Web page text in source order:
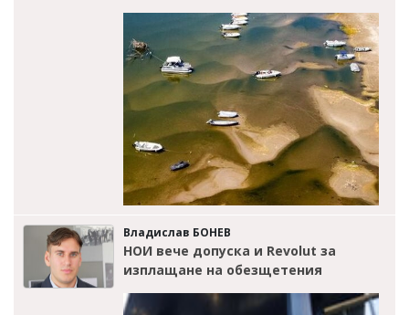
Владислав БОНЕВ
НОИ вече допуска и Revolut за
изплащане на обезщетения